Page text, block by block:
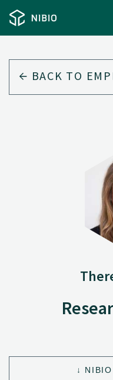
BACK TO